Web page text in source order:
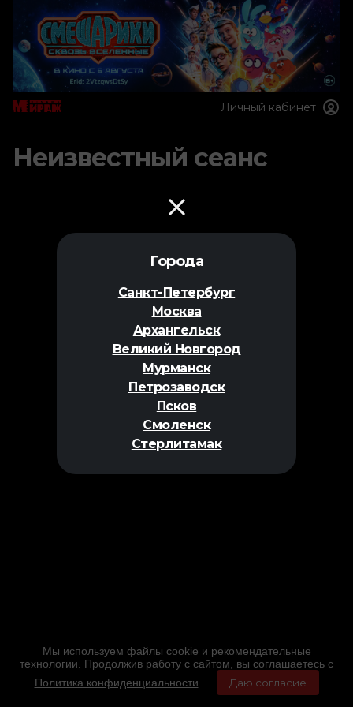
Города
Санкт-Петербург
Москва
Архангельск
Великий Новгород
Мурманск
Петрозаводск
Псков
Смоленск
Стерлитамак
Личный кабинет
Неизвестный сеанс
Мы используем файлы cookie и рекомендательные
технологии. Продолжив работу с сайтом, вы соглашаетесь с
Политика конфиденциальности
Даю согласие